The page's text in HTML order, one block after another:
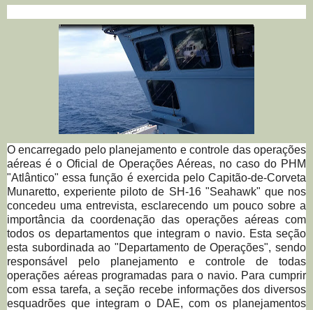
O encarregado pelo planejamento e controle das operações
aéreas é o Oficial de Operações Aéreas, no caso do PHM
"Atlântico" essa função é exercida pelo Capitão-de-Corveta
Munaretto, experiente piloto de SH-16 "Seahawk" que nos
concedeu uma entrevista, esclarecendo um pouco sobre a
importância da coordenação das operações aéreas com
todos os departamentos que integram o navio. Esta seção
esta subordinada ao "Departamento de Operações", sendo
responsável pelo planejamento e controle de todas
operações aéreas programadas para o navio. Para cumprir
com essa tarefa, a seção recebe informações dos diversos
esquadrões que integram o DAE, com os planejamentos